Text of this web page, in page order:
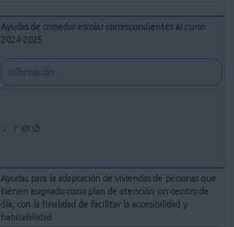
Ayudas de comedor escolar correspondientes al curso
2024-2025
Información
Ayudas para la adaptación de viviendas de personas que
tienen asignado como plan de atención un centro de
día, con la finalidad de facilitar la accesibilidad y
habitabilidad